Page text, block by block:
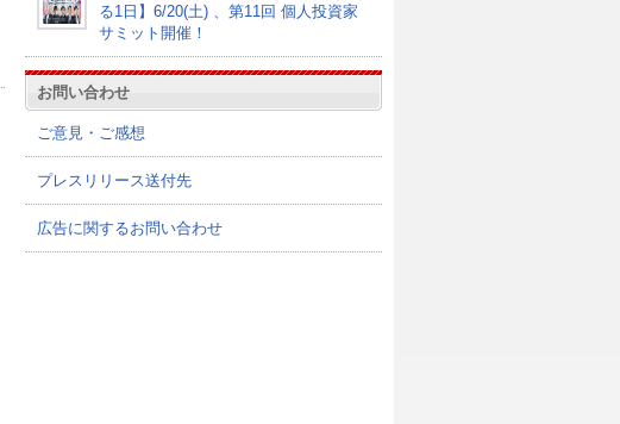
る1日】6/20(土) 、第11回 個人投資家
サミット開催！
お問い合わせ
ご意見・ご感想
プレスリリース送付先
広告に関するお問い合わせ